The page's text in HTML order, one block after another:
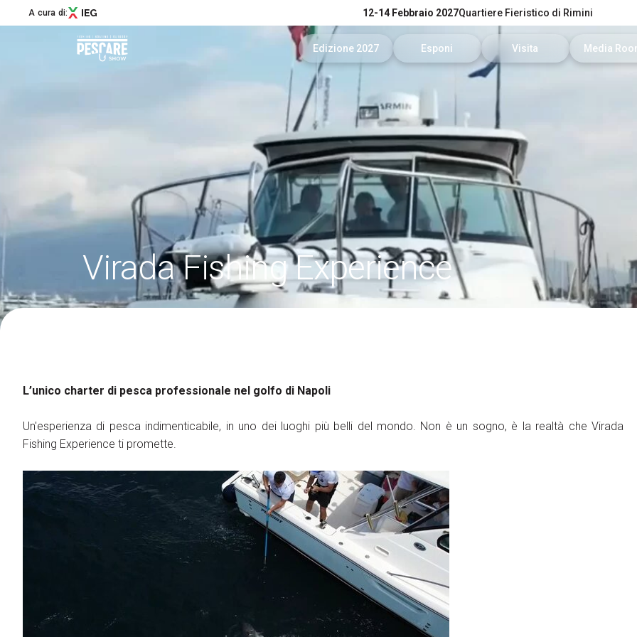
A cura di: 12-14 Febbraio 2027Quartiere Fieristico di Rimini
Edizione 2027
Catalogo Espositori 2026
News
Experience
Esponi
Richiedi un preventivo
Area Riservata Espositori
Visibilità
Visita
Area Riservata Visitatori
Come arrivare
Rimini Hotel e informazioni
Media
Info e
Menù
Masters & Makers
Partner
Aree Speciali
Experience
Social Media Village
Registra il tuo gruppo
Support
Scarica l'APP
Iscriviti alla Newsletter
Blog
Virada Fishing Experience
L’unico charter di pesca professionale nel golfo di Napoli
Un'esperienza di pesca indimenticabile, in uno dei luoghi più belli del mondo. Non è un sogno, è la realtà che Virada
Fishing Experience ti promette.